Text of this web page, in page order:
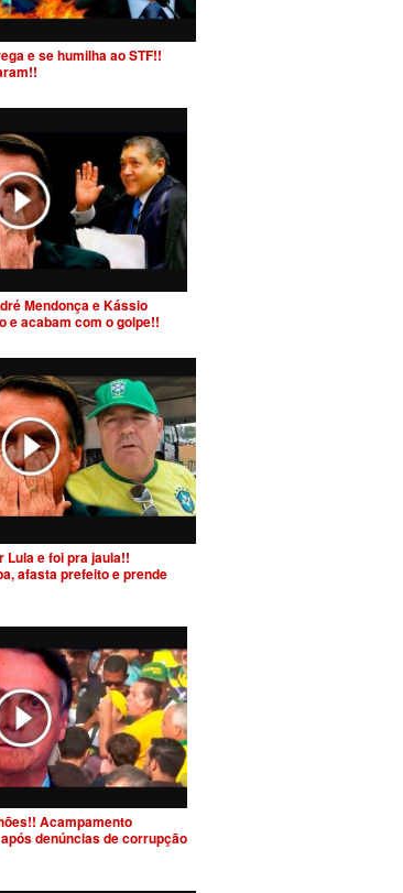
e se humilha ao STF!!
Mendonça e Kássio
e acabam com o golpe!!
Lula e foi pra jaula!!
afasta prefeito e prende
Acampamento
denúncias de corrupção